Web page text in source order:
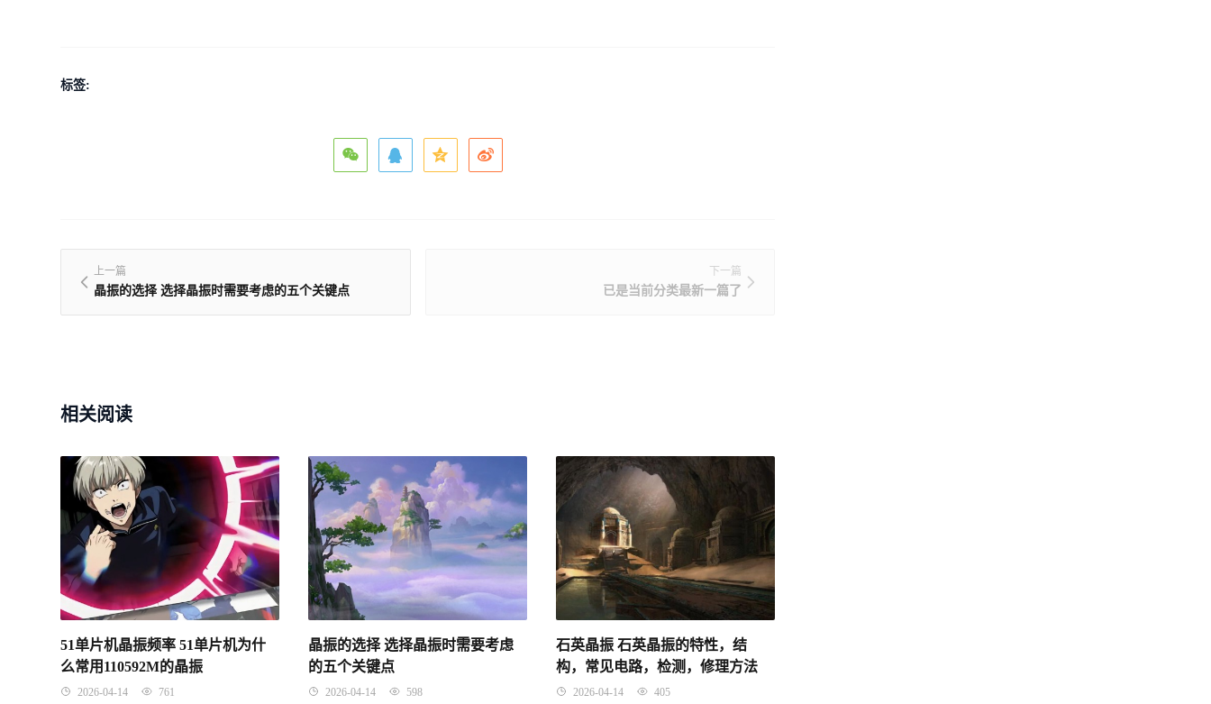
标签:
上一篇
晶振的选择 选择晶振时需要考虑的五个关键点
下一篇
已是当前分类最新一篇了
相关阅读
51单片机晶振频率 51单片机为什
么常用110592M的晶振
2026-04-14 761
晶振的选择 选择晶振时需要考虑
的五个关键点
2026-04-14 598
石英晶振 石英晶振的特性，结
构，常见电路，检测，修理方法
2026-04-14 405